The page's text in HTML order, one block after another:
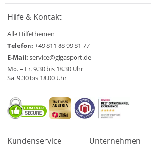
Hilfe & Kontakt
Alle Hilfethemen
Telefon: +49 811 88 99 81 77
E-Mail: service@gigasport.de
Mo. – Fr. 9.30 bis 18.30 Uhr
Sa. 9.30 bis 18.00 Uhr
Kundenservice Unternehmen